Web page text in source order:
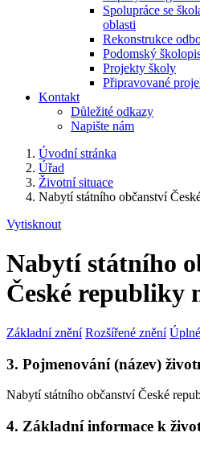
Spolupráce se
oblasti
Rekonstrukce
Podomský
Projekty školy
Připravované
Kontakt
Důležité odkazy
Napište nám
Úvodní stránka
Úřad
Životní situace
Nabytí státního občanství
Vytisknout
Nabytí státního
České republiky
Základní znění Rozšířené znění
3. Pojmenování (název)
Nabytí státního občanství České
4. Základní informace k